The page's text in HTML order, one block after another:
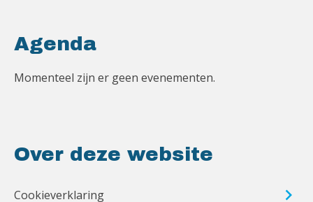
Agenda
Momenteel zijn er geen evenementen.
Over deze website
Cookieverklaring